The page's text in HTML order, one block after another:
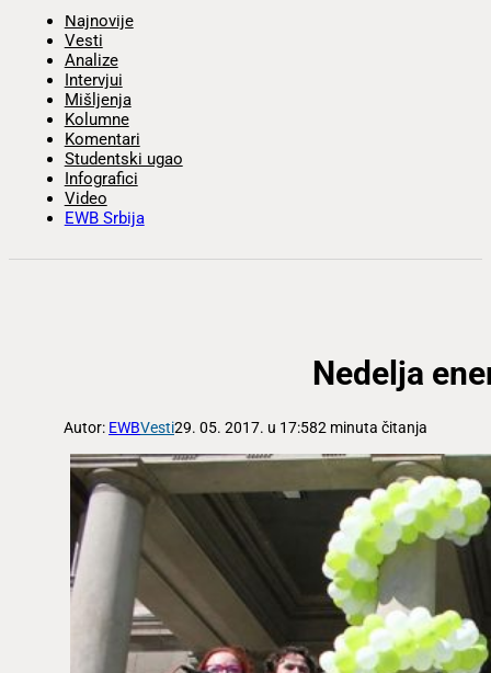
Najnovije
Vesti
Analize
Intervjui
Mišljenja
Kolumne
Komentari
Studentski ugao
Infografici
Video
EWB Srbija
Nedelja
Autor: EWBVesti29. 05. 2017. u 17:582 minuta čitanja